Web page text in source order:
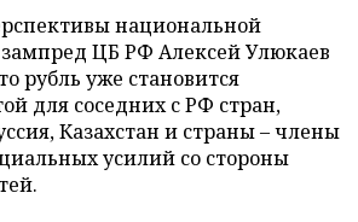
национальной
ЦБ РФ Алексей Улюкаев
рубль уже становится
для соседних с РФ стран,
Казахстан и страны – члены
усилий со стороны